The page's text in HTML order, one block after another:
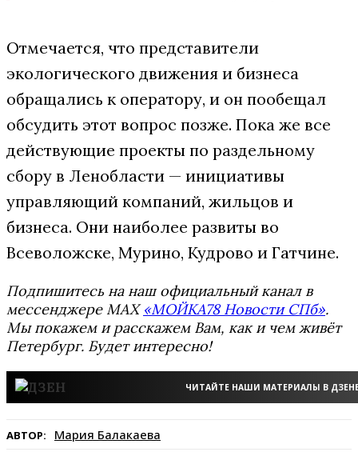
Отмечается, что представители
экологического движения и бизнеса
обращались к оператору, и он пообещал
обсудить этот вопрос позже. Пока же все
действующие проекты по раздельному
сбору в Ленобласти — инициативы
управляющий компаний, жильцов и
бизнеса. Они наиболее развиты во
Всеволожске, Мурино, Кудрово и Гатчине.
Подпишитесь на наш официальный канал в
мессенджере MAX«МОЙКА78 Новости СПб».
Мы покажем и расскажем Вам, как и чем живёт
Петербург. Будет интересно!
ЧИТАЙТЕ НАШИ МАТЕРИАЛЫ В
АВТОР: Мария Балакаева